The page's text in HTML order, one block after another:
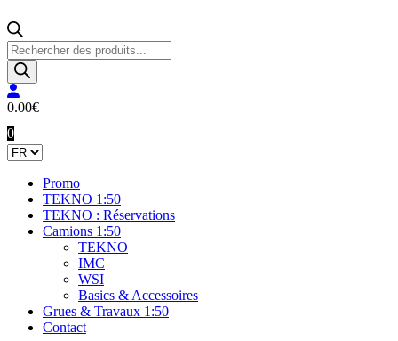
Recherche
de
produits
0.00€
0
Promo
TEKNO 1:50
TEKNO : Réservations
Camions 1:50
TEKNO
IMC
WSI
Basics & Accessoires
Grues & Travaux 1:50
Contact